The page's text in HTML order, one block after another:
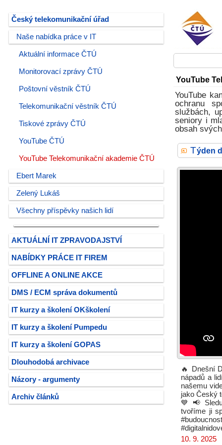
Český telekomunikační úřad
Naše nabídka práce v IT
Aktuální informace ČTÚ
Monitorovací zprávy ČTÚ
Poštovní věstník ČTÚ
Telekomunikační věstník ČTÚ
Tiskové zprávy ČTÚ
YouTube ČTÚ
YouTube Telekomunikační akademie ČTÚ
Ebert Marek
Zelený Lukáš
Všechny příspěvky našich lidí
AKTUÁLNÍ IT ZPRAVODAJSTVÍ
NABÍDKY PRÁCE IT FIREM
OFFLINE A ONLINE AKCE
DMS / ECM správa dokumentů
IT kurzy a školení OKškolení
IT kurzy a školení Pumpedu
IT kurzy a školení GOPAS
Dlouhodobá archivace
Názory - argumenty
Archiv článků
YouTube
YouTube
ochranu
službách,
seniory i
obsah
Týden
🔥 Dnešní
nápadů a
našemu
jako Český
💙 📢
tvoříme ji
10. 9. 2025